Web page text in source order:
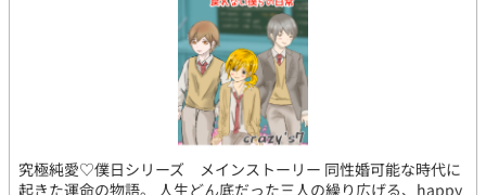
究極純愛♡僕日シリーズ メインストーリー 同性婚可能な時代に
起きた運命の物語。 人生どん底だった三人の繰り広げる、happy